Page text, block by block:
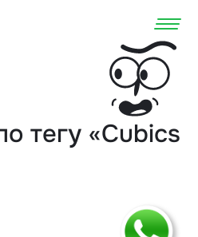
тегу «Cubics